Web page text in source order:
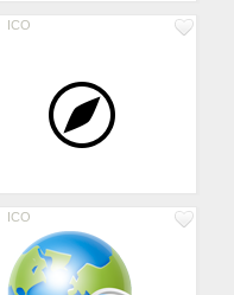
ICO
ICO